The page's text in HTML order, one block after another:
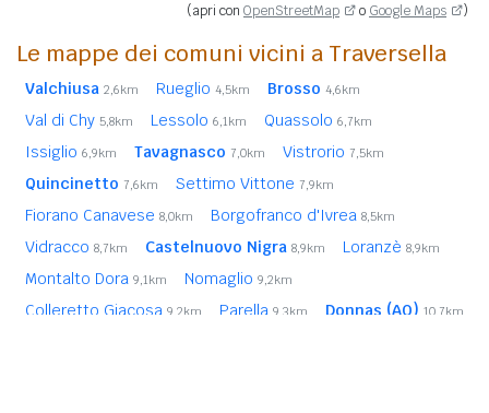
(apri con OpenStreetMap o Google Maps )
Le mappe dei comuni vicini a Traversella
Valchiusa 2,6km Rueglio 4,5km Brosso 4,6km
Val di Chy 5,8km Lessolo 6,1km Quassolo 6,7km
Issiglio 6,9km Tavagnasco 7,0km Vistrorio 7,5km
Quincinetto 7,6km Settimo Vittone 7,9km
Fiorano Canavese 8,0km Borgofranco d'Ivrea 8,5km
Vidracco 8,7km Castelnuovo Nigra 8,9km Loranzè 8,9km
Montalto Dora 9,1km Nomaglio 9,2km
Colleretto Giacosa 9,2km Parella 9,3km Donnas (AO) 10,7km